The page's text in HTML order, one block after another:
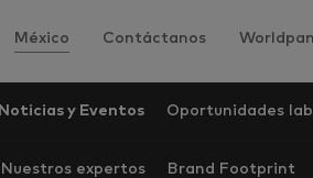
México Contáctanos
Noticias y Eventos Oportunidades
Nuestros expertos
Brand Footprint